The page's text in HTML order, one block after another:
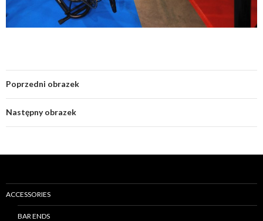
Poprzedni obrazek
Następny obrazek
ACCESSORIES
BAR ENDS